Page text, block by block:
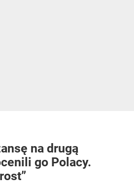
na drugą
go Polacy.